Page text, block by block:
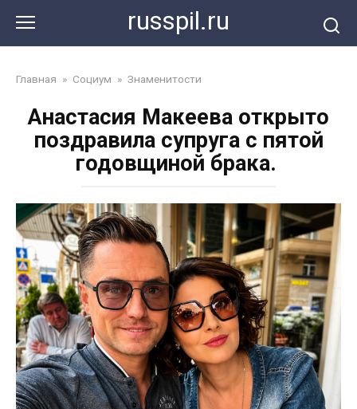
контенту
russpil.ru
Главная » Социум » Знаменитости
Анастасия Макеева открыто
поздравила супруга с пятой
годовщиной брака.